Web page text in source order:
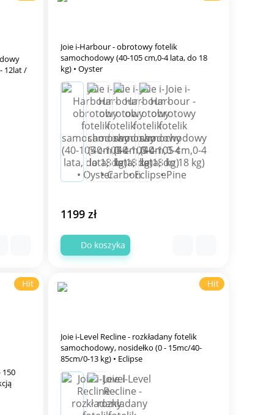
Joie i-Harbour - obrotowy fotelik
samochodowy (40-105 cm,0-4 lata, do 18
kg) • Oyster
1199 zł
Do koszyka
Hit
150
Hit
Joie i-Level Recline - rozkładany fotelik
samochodowy, nosidełko (0 - 15mc/40-
85cm/0-13 kg) • Eclipse